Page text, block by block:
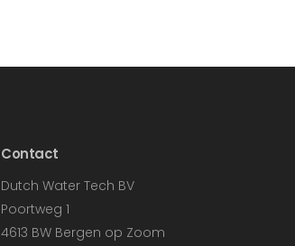
Contact
Dutch Water Tech BV
Poortweg 1
4613 BW Bergen op Zoom